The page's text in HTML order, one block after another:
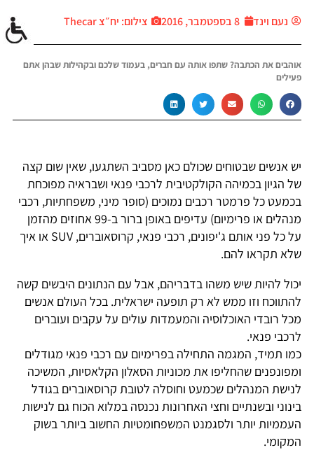
נעם וינד 8 בספטמבר, 2016 צילום: יח״צ Thecar
אוהבים את הכתבה? שתפו אותה עם חברים, בעמוד שלכם ובקהילות שבהן אתם
פעילים
יש אנשים שבטוחים שכולם כאן מסביב השתגעו, שאין שום קצה
של הגיון בכמיהה הקולקטיבית לרכבי פנאי ושבראיה מפוכחת
בכמעט כל פרמטר רכבים נמוכים (סופר מיני, משפחתיות, רכבי
מנהלים או פרימיום) עדיפים באופן ברור ב-99 אחוזים מהזמן
על כל פני אותם ג'יפונים, רכבי פנאי, קרוסאוברים, SUV או איך
שלא תקראו להם.
יכול להיות שיש משהו בדבריהם, אבל עם הנתונים היבשים קשה
להתווכח וזו ממש לא רק תופעה ישראלית. בכל העולם אנשים
מכל רובדי האוכלוסיה והמעמדות עולים על עקבים ועוברים
לרכבי פנאי.
כמו תמיד, המגמה התחילה בפרימיום עם רכבי פנאי מגודלים
ומפונפנים שהחליפו את מכוניות הסאלון הקלאסיות, המשיכה
לנישת המנהלים שכמעט וחוסלה לטובת קרוסאוברים בגודל
בינוני ובשנתיים וחצי האחרונות נכנסה במלוא הכוח גם לנישות
העממיות יותר ולסגמנט המשפחומטיות החשוב ביותר בשוק
המקומי.